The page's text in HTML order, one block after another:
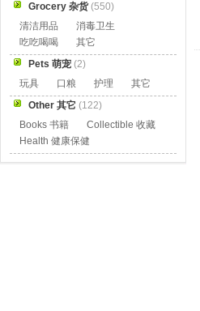
Grocery 杂货(550)
清洁用品
消毒卫生
吃吃喝喝
其它
Pets 萌宠 (2)
玩具
口粮 护理
其它
Other 其它 (122)
Books 书籍
Collectible 收藏
Health 健康保健